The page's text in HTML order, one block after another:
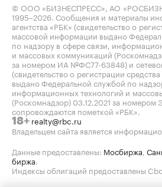
© ООО «БИЗНЕСПРЕСС», АО
1995–2026 . Сообщения и материалы
агентства «РБК» (свидетельство о
массовой информации выдано
по надзору в сфере связи,
и массовых коммуникаций
за номером ИА №ФС77-63848) и
(свидетельство о регистрации
выдано Федеральной службой по
информационных технологий и
(Роскомнадзор) 03.12.2021 за
сопровождаются пометкой «РБК».
18+ realty@rbc.ru
Владельцем сайта является
Данные предоставлены: Мосбиржа
биржа
Индексы облигаций предоставлены